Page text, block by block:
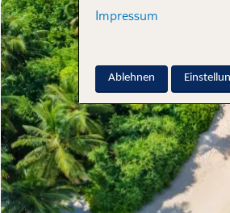
Impressum
Ablehnen